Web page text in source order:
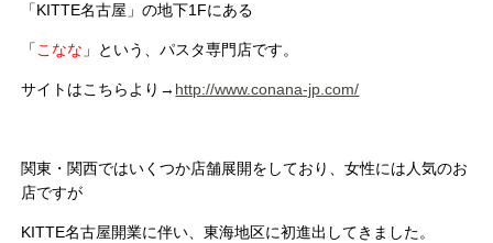
「KITTE名古屋」の地下1Fにある
「こなな 」という、パスタ専門店です。
サイトはこちらより→ http://www.conana-jp.com/
関東・関西ではいくつか店舗展開をしており、女性には人気のお
店ですが
KITTE名古屋開業に伴い、東海地区に初進出してきました。